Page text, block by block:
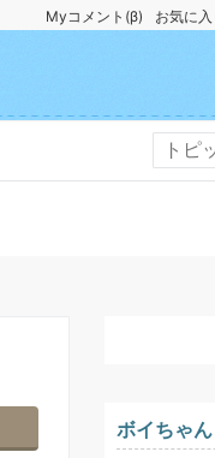
お気に入
Myコメント(β)
ボイちゃ